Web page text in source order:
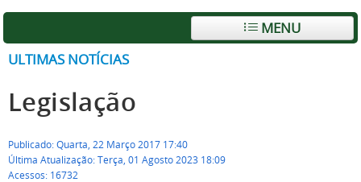
MENU
ULTIMAS NOTÍCIAS
Legislação
Publicado: Quarta, 22 Março 2017 17:40
Última Atualização: Terça, 01 Agosto 2023 18:09
Acessos: 16732